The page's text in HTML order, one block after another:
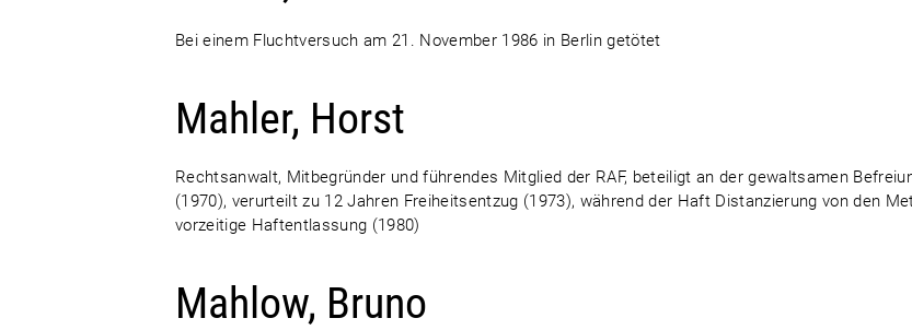
Bei einem Fluchtversuch am 21. November 1986 in Berlin getötet
Mahler, Horst
Rechtsanwalt, Mitbegründer und führendes Mitglied der RAF, beteiligt an der gewaltsamen
(1970), verurteilt zu 12 Jahren Freiheitsentzug (1973), während der Haft Distanzierung von den
vorzeitige Haftentlassung (1980)
Mahlow, Bruno